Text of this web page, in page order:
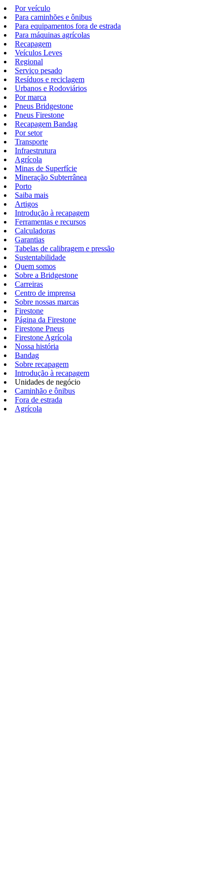
Por veículo
Para caminhões e ônibus
Para equipamentos fora de estrada
Para máquinas agrícolas
Recapagem
Veículos Leves
Regional
Serviço pesado
Resíduos e reciclagem
Urbanos e Rodoviários
Por marca
Pneus Bridgestone
Pneus Firestone
Recapagem Bandag
Por setor
Transporte
Infraestrutura
Agrícola
Minas de Superfície
Mineração Subterrânea
Porto
Saiba mais
Artigos
Introdução à recapagem
Ferramentas e recursos
Calculadoras
Garantias
Tabelas de calibragem e pressão
Sustentabilidade
Quem somos
Sobre a Bridgestone
Carreiras
Centro de imprensa
Sobre nossas marcas
Firestone
Página da Firestone
Firestone Pneus
Firestone Agrícola
Nossa história
Bandag
Sobre recapagem
Introdução à recapagem
Unidades de negócio
Caminhão e ônibus
Fora de estrada
Agrícola